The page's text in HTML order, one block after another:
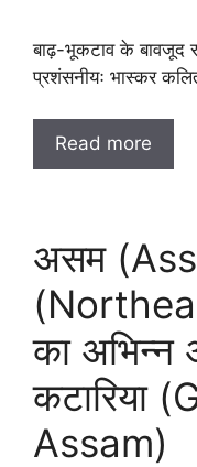
बाढ़-भूकटाव के बावजूद
प्रशंसनीयः भास्कर
Read more
असम
का अभिन्न
कटारिया
Assam)